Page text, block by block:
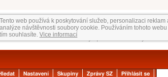
Tento web používá k poskytování služeb, personalizaci reklam
analýze návštěvnosti soubory cookie. Používáním tohoto webu
tím souhlasíte. Vice informací
Nastavení Skupiny Zprávy SZ Přihlásit se